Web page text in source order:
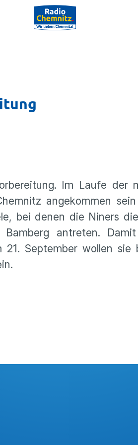
Im Laufe der
angekommen
bei denen die Niners
antreten.
September wollen sie